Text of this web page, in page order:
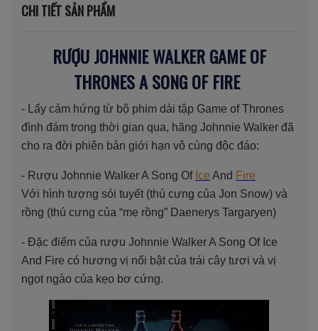
CHI TIẾT SẢN PHẨM
RƯỢU JOHNNIE WALKER GAME OF
THRONES A SONG OF FIRE
- Lấy cảm hứng từ bộ phim dài tập Game of Thrones
đình đám trong thời gian qua, hãng Johnnie Walker đã
cho ra đời phiên bản giới hạn vô cùng độc đáo:
- Rượu Johnnie Walker A Song Of Ice And Fire
Với hình tượng sói tuyết (thú cưng của Jon Snow) và
rồng (thú cưng của “mẹ rồng” Daenerys Targaryen)
- Đặc điểm của rượu Johnnie Walker A Song Of Ice
And Fire có hương vị nổi bật của trái cây tươi và vị
ngọt ngào của kẹo bơ cứng.